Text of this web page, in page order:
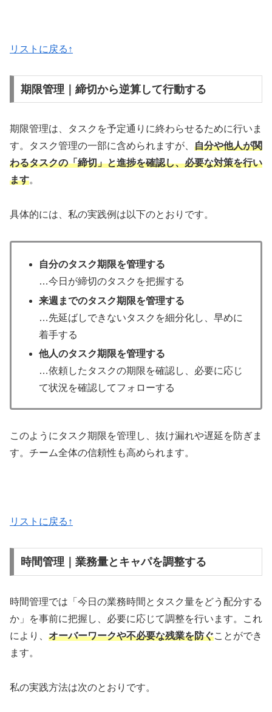
リストに戻る↑
期限管理｜締切から逆算して行動する
期限管理は、タスクを予定通りに終わらせるために行いま
す。タスク管理の一部に含められますが、 自分や他人が関
わるタスクの「締切」と進捗を確認し、必要な対策を行い
ます。
具体的には、私の実践例は以下のとおりです。
自分のタスク期限を管理する
…今日が締切のタスクを把握する
来週までのタスク期限を管理する
…先延ばしできないタスクを細分化し、早めに
着手する
他人のタスク期限を管理する
…依頼したタスクの期限を確認し、必要に応じ
て状況を確認してフォローする
このようにタスク期限を管理し、抜け漏れや遅延を防ぎま
す。チーム全体の信頼性も高められます。
リストに戻る↑
時間管理｜業務量とキャパを調整する
時間管理では「今日の業務時間とタスク量をどう配分する
か」を事前に把握し、必要に応じて調整を行います。これ
により、 オーバーワークや不必要な残業を防ぐことができ
ます。
私の実践方法は次のとおりです。